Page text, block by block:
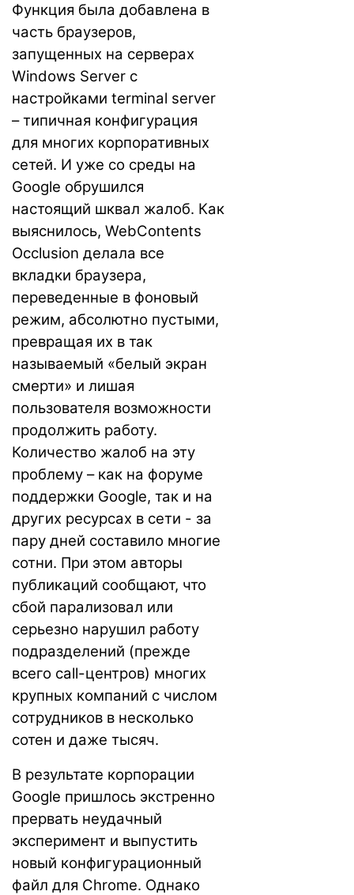
Функция была добавлена в
часть браузеров,
запущенных на серверах
Windows Server с
настройками terminal server
– типичная конфигурация
для многих корпоративных
сетей. И уже со среды на
Google обрушился
настоящий шквал жалоб. Как
выяснилось, WebContents
Occlusion делала все
вкладки браузера,
переведенные в фоновый
режим, абсолютно пустыми,
превращая их в так
называемый «белый экран
смерти» и лишая
пользователя возможности
продолжить работу.
Количество жалоб на эту
проблему – как на форуме
поддержки Google, так и на
других ресурсах в сети - за
пару дней составило многие
сотни. При этом авторы
публикаций сообщают, что
сбой парализовал или
серьезно нарушил работу
подразделений (прежде
всего call-центров) многих
крупных компаний с числом
сотрудников в несколько
сотен и даже тысяч.
В результате корпорации
Google пришлось экстренно
прервать неудачный
эксперимент и выпустить
новый конфигурационный
файл для Chrome. Однако